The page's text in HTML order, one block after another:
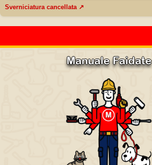
Sverniciatura cancellata ↗
Manuale Faidate